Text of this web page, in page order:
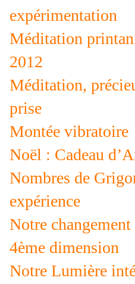
expérimentation
Méditation
2012
Méditation,
prise
Montée vibratoire
Noël : Cadeau
Nombres de
expérience
Notre
4ème dimension
Notre Lumière